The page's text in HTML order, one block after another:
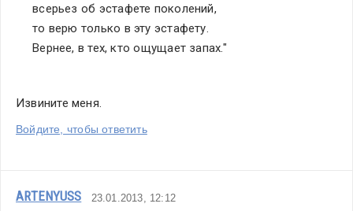
всерьез об эстафете поколений,
то верю только в эту эстафету.
Вернее, в тех, кто ощущает запах."
Извините меня.
Войдите, чтобы ответить
ARTENYUSS 23.01.2013, 12:12